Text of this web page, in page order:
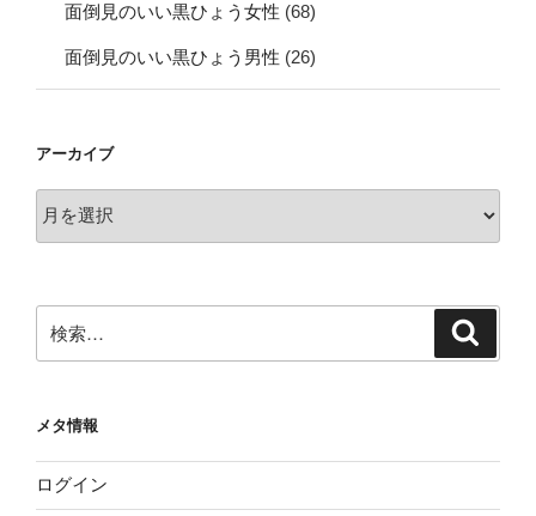
面倒見のいい黒ひょう女性 (68)
面倒見のいい黒ひょう男性 (26)
アーカイブ
ー
索:
メタ情報
ログイン